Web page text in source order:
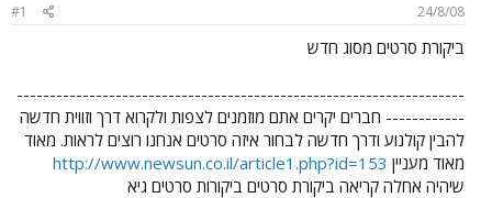
ש
א
ר
24/8/08
#1
ביקורת סרטים מסוג חדש
--------------------------------------------------------------------
------------ חברים יקרים אתם מוזמנים לצפות ולקרוא דרך וזווית חדשה
להבין קולנוע ודרך חדשה לבחור איזה סרטים אנחנו רוצים לראות. מאוד
מאוד מעניין http://www.newsun.co.il/article1.php?id=153
שיהיה אחלה קריאה ביקורת סרטים ביקורות סרטים גיא